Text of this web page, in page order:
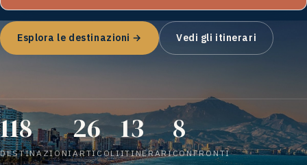
Esplora le destinazioni → Vedi gli itinerari
118
DESTINAZIONI
26
ARTICOLI
13
ITINERARI
8
CONFRONTI